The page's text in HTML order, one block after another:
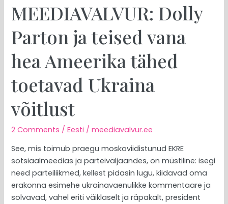
MEEDIAVALVUR: Dolly
Parton ja teised vana
hea Ameerika tähed
toetavad Ukraina
võitlust
2 Comments /Eesti /meediavalvur.ee
See, mis toimub praegu moskoviidistunud EKRE
sotsiaalmeedias ja parteiväljaandes, on müstiline: isegi
need parteiliikmed, kellest pidasin lugu, kiidavad oma
erakonna esimehe ukrainavaenulikke kommentaare ja
solvavad, vahel eriti väiklaselt ja räpakalt, president